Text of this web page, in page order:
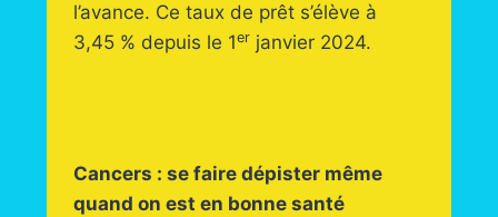
l’avance. Ce taux de prêt s’élève à
3,45 % depuis le 1erjanvier 2024.
Cancers : se faire dépister même
quand on est en bonne santé